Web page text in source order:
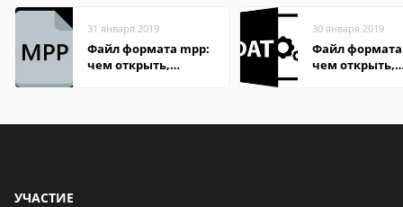
31 января 2019
Файл формата mpp:
чем открыть,
30 января 2019
Файл формата
чем открыть,
УЧАСТИЕ